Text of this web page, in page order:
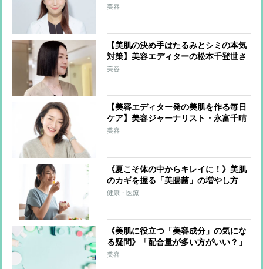
に年を重ねる「スローエイジング」で
美容
【美肌の決め手はたるみとシミの本気
対策】美容エディターの松本千登世さ
ん「顔だけでなく体の健康を維持する
美容
【美容エディター発の美肌を作る毎日
ケア】美容ジャーナリスト・永富千晴
さん「コストだけでなく手間をかけて
美容
《夏こそ体の中からキレイに！》美肌
のカギを握る「美腸菌」の増やし方
管理栄養士考案の美腸菌＆美肌を育て
健康・医療
《美肌に役立つ「美容成分」の気にな
る疑問》「配合量が多い方がいい？」
「同じ成分の商品ならどう選ぶ？」に
美容